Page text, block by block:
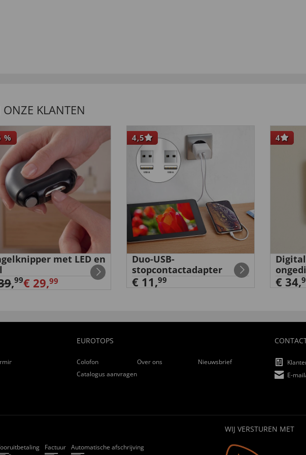
ONZE KLANTEN
%
met LED en
,99€ 29,99
4,5
Duo-USB-
stopcontactadapter
€ 11,99
4
€ 34,
EUROTOPS
Colofon Over ons
Nieuwsbrief
Catalogus aanvragen
E-
Factuur Automatische afschrijving
WIJ VERSTUREN MET